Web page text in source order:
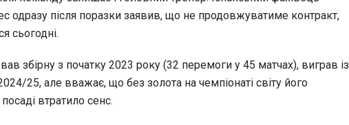
одразу після поразки заявив, що не продовжуватиме контракт,
сьогодні.
збірну з початку 2023 року (32 перемоги у 45 матчах), виграв із
25, але вважає, що без золота на чемпіонаті світу його
втратило сенс.